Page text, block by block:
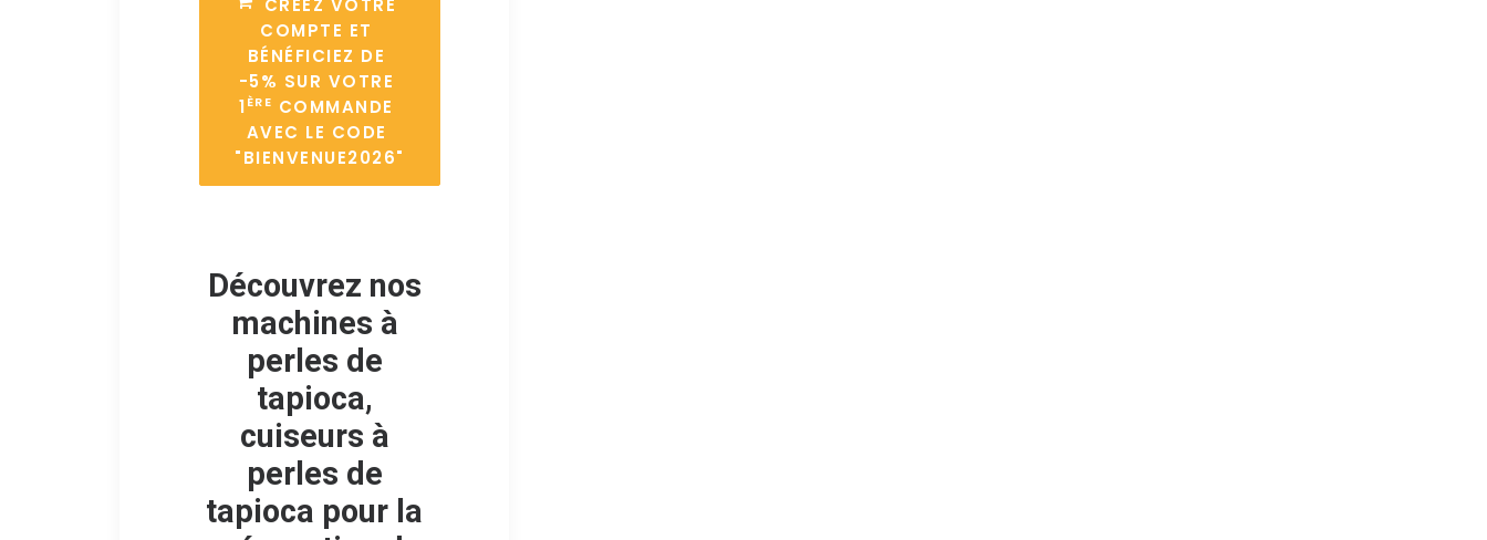
CRÉEZ VOTRE
COMPTE ET
-5% SUR VOTRE
1ÈRE COMMANDE
"BIENVENUE2026"
Découvrez nos
machines à
perles de
tapioca,
cuiseurs à
perles de
tapioca pour la